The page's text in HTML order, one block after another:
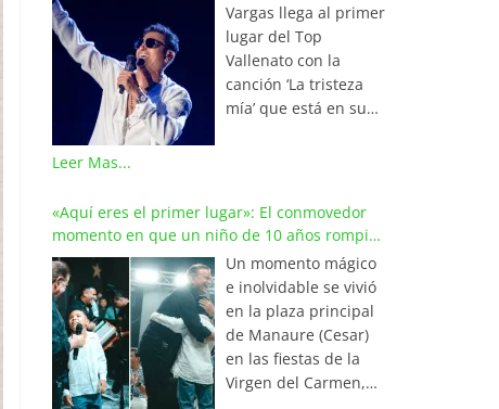
Vargas llega al primer
lugar del Top
Vallenato con la
canción ‘La tristeza
mía’ que está en su
de los listados
musicales en
Colombia y países de
América y Europa.
Esta emotiva
composición del
maestro Wilfran
Castillo se posicionó
en el primer lugar de
Leer Mas...
«Aquí eres el primer lugar»: El conmovedor
momento en que un niño de 10 años rompió
en llanto al cantar con Iván Villazón
Un momento mágico
e inolvidable se vivió
en la plaza principal
de Manaure (Cesar)
en las fiestas de la
Virgen del Carmen,